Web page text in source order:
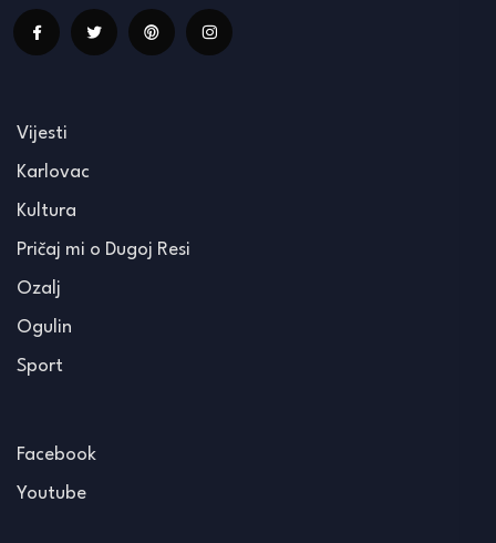
Vijesti
Karlovac
Kultura
Pričaj mi o Dugoj Resi
Ozalj
Ogulin
Sport
Facebook
Youtube